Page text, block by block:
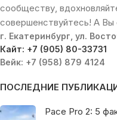
сообществу,
совершенствуйтесь! А Вы
г. Екатеринбург, ул.
Кайт: +7 (905) 80-33731
Вейк: +7 (958) 879 4124
ПОСЛЕДНИЕ
Pace Pro 2: 5